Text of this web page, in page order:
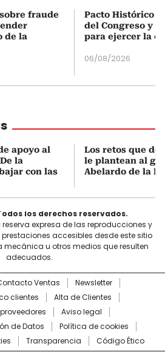
fraude
de la
Pacto Histórico
del Congreso y
para ejercer la
06/08/2026
apoyo al
la
con las
Los retos que
le plantean al
Abelardo de la
los derechos reservados.
reserva expresa de las reproducciones y
accesibles desde este sitio
mecánica u otros medios que resulten
adecuados.
Ventas
Newsletter
clientes
Alta de Clientes
Aviso legal
de Datos
Política de cookies
Transparencia Código Ético